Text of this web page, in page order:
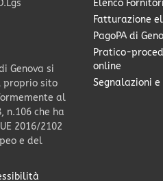
Genova si
proprio sito
al
n.106 che ha
2016/2102
e del
Elenco
Fatturazione
PagoPA di
Pratico-
online
Segnalazioni